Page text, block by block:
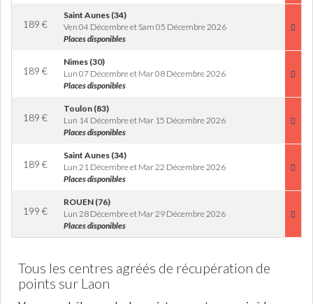
189 €
Saint Aunes (34)
Ven 04 Décembre et Sam 05 Décembre 2026
Places disponibles
189 €
Nimes (30)
Lun 07 Décembre et Mar 08 Décembre 2026
Places disponibles
189 €
Toulon (83)
Lun 14 Décembre et Mar 15 Décembre 2026
Places disponibles
189 €
Saint Aunes (34)
Lun 21 Décembre et Mar 22 Décembre 2026
Places disponibles
199 €
ROUEN (76)
Lun 28 Décembre et Mar 29 Décembre 2026
Places disponibles
Tous les centres agréés de récupération de
points sur Laon